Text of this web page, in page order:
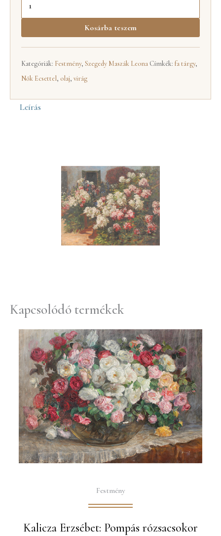
Kosárba teszem
Kategóriák: Festmény, Szegedy Maszák Leona Címkék: fa tárgy,
Nők Ecsettel, olaj, virág
Leírás
Kapcsolódó termékek
Festmény
Kalicza Erzsébet: Pompás rózsacsokor